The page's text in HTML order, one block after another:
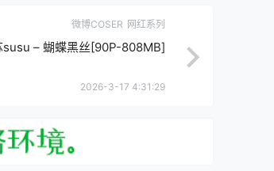
微博COSER 网红系列
susu – 蝴蝶黑丝[90P-808MB]
2026-3-17 4:31:29